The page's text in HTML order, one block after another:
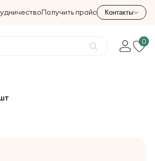
Получить прайс Контакты
0